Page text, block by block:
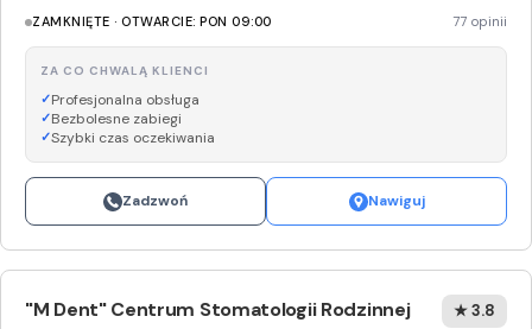
ZAMKNIĘTE · OTWARCIE: PON 09:00 77 opinii
ZA CO CHWALĄ KLIENCI
Profesjonalna obsługa
Bezbolesne zabiegi
Szybki czas oczekiwania
Zadzwoń Nawiguj
"M Dent" Centrum Stomatologii Rodzinnej ★ 3.8